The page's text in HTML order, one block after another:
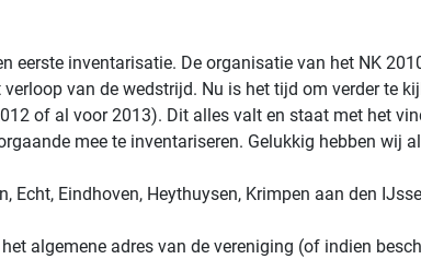
eerste inventarisatie. De organisatie van het NK
verloop van de wedstrijd. Nu is het tijd om verder te
of al voor 2013). Dit alles valt en staat met het
mee te inventariseren. Gelukkig hebben wij
Echt, Eindhoven, Heythuysen, Krimpen aan den
algemene adres van de vereniging (of indien